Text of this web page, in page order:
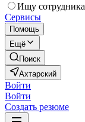
Ищу сотрудника
Сервисы
Помощь
Ещё
Поиск
Ахтарский
Войти
Войти
Создать резюме